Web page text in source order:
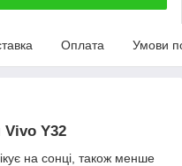
Оплата Умови
Vivo Y32
на сонці, також менше